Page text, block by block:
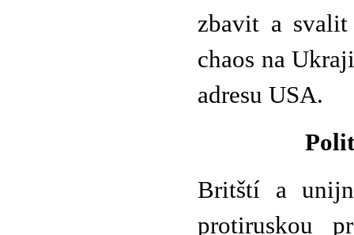
zbavit a svalit
chaos na
adresu USA.
Britští a
protiruskou